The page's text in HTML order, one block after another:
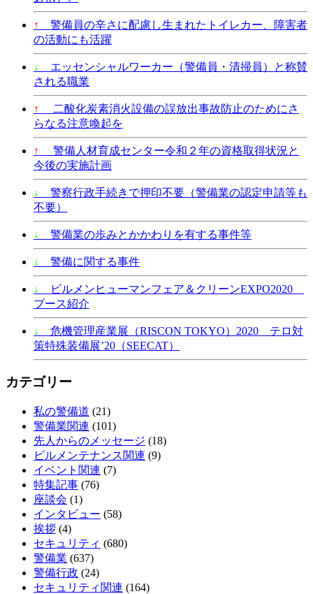
↑
警備員の辛さに配慮し生まれたトイレカー、障害者
の活動にも活躍
↓
エッセンシャルワーカー（警備員・清掃員）と称賛
される職業
↑
二酸化炭素消火設備の誤放出事故防止のためにさ
らなる注意喚起を
↑
警備人材育成センター令和２年の資格取得状況と
今後の実施計画
↓
警察行政手続きで押印不要（警備業の認定申請等も
不要）
↓ 警備業の歩みとかかわりを有する事件等
↓ 警備に関する事件
↓
ビルメンヒューマンフェア＆クリーンEXPO2020
ブース紹介
↓
危機管理産業展（RISCON TOKYO）2020 テロ対
策特殊装備展’20（SEECAT）
カテゴリー
私の警備道 (21)
警備業関連 (101)
先人からのメッセージ (18)
ビルメンテナンス関連 (9)
イベント関連 (7)
特集記事 (76)
座談会 (1)
インタビュー (58)
挨拶 (4)
セキュリティ (680)
警備業 (637)
警備行政 (24)
セキュリティ関連 (164)